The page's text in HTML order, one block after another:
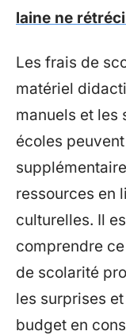
laine ne
Les frais de
matériel
manuels et les
écoles
ressources en
culturelles. Il
comprendre
de scolarité
les surprises
budget en